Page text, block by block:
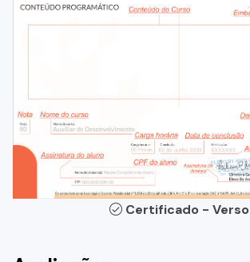
Certificado - Verso